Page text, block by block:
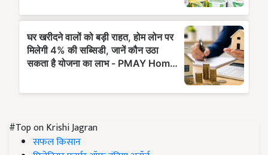
#Top on Krishi Jagran
सफल किसान